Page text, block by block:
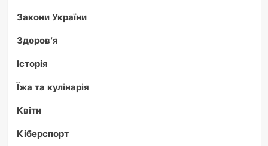
Закони України
Здоров'я
Історія
Їжа та кулінарія
Квіти
Кіберспорт